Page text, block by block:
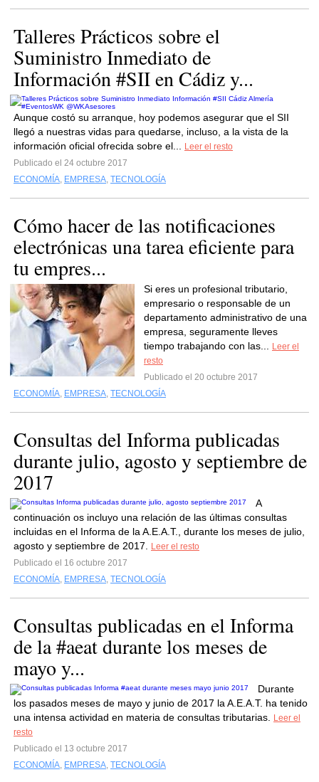
Talleres Prácticos sobre el
Suministro Inmediato de
Información #SII en Cádiz y...
Aunque costó su arranque, hoy podemos asegurar que el SII
llegó a nuestras vidas para quedarse, incluso, a la vista de la
información oficial ofrecida sobre el...
Leer el resto
Publicado el 24 octubre 2017
ECONOMÍA, EMPRESA, TECNOLOGÍA
Cómo hacer de las notificaciones
electrónicas una tarea eficiente para
tu empres...
Si eres un profesional tributario,
empresario o responsable de un
departamento administrativo de una
empresa, seguramente lleves
tiempo trabajando con las...
Leer el
resto
Publicado el 20 octubre 2017
ECONOMÍA, EMPRESA, TECNOLOGÍA
Consultas del Informa publicadas
durante julio, agosto y septiembre de
2017
A
continuación os incluyo una relación de las últimas consultas
incluidas en el Informa de la A.E.A.T., durante los meses de julio,
agosto y septiembre de 2017.
Leer el resto
Publicado el 16 octubre 2017
ECONOMÍA, EMPRESA, TECNOLOGÍA
Consultas publicadas en el Informa
de la #aeat durante los meses de
mayo y...
Durante
los pasados meses de mayo y junio de 2017 la A.E.A.T. ha tenido
una intensa actividad en materia de consultas tributarias.
Leer el
resto
Publicado el 13 octubre 2017
ECONOMÍA, EMPRESA, TECNOLOGÍA